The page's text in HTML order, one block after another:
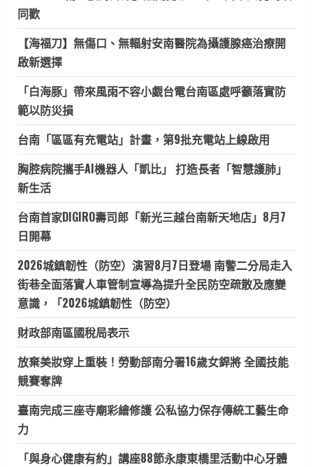
同歡
【海福刀】無傷口、無輻射安南醫院為攝護腺癌治療開
啟新選擇
「白海豚」帶來風雨不容小覷台電台南區處呼籲落實防
範以防災損
台南「區區有充電站」計畫，第9批充電站上線啟用
胸腔病院攜手AI機器人「凱比」 打造長者「智慧護肺」
新生活
台南首家DIGIRO壽司郎「新光三越台南新天地店」8月7
日開幕
2026城鎮韌性（防空）演習8月7日登場 南警二分局走入
街巷全面落實人車管制宣導為提升全民防空疏散及應變
意識，「2026城鎮韌性（防空）
財政部南區國稅局表示
放棄美妝穿上重裝！勞動部南分署16歲女銲將 全國技能
競賽奪牌
臺南完成三座寺廟彩繪修護 公私協力保存傳統工藝生命
力
「與身心健康有約」講座88節永康東橋里活動中心牙體